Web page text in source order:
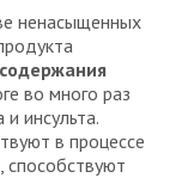
ненасыщенных
во много раз
инсульта.
в процессе
способствуют